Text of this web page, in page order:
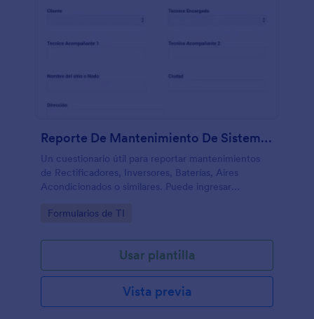
Reporte De Mantenimiento De Sistemas De Ventilación
Un cuestionario útil para reportar mantenimientos
de Rectificadores, Inversores, Baterías, Aires
Acondicionados o similares. Puede ingresar
monofásico, bifásico o trifásico.
Go to Category:
Formularios de TI
Usar plantilla
Vista previa